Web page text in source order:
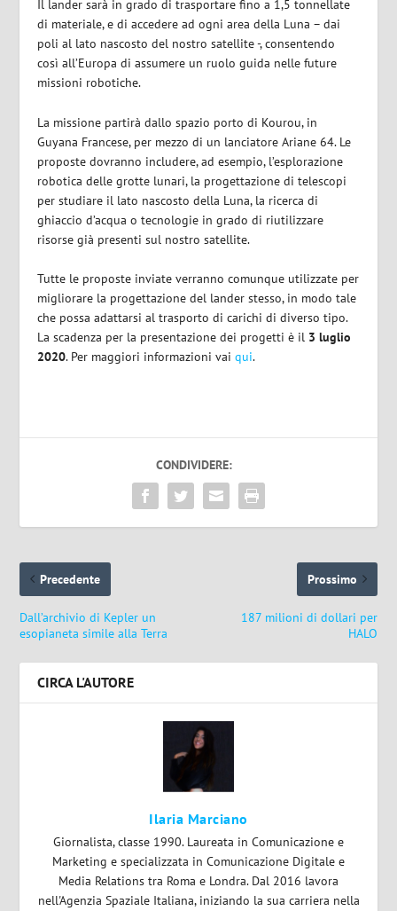
Il lander sarà in grado di trasportare fino a 1,5 tonnellate
di materiale, e di accedere ad ogni area della Luna – dai
poli al lato nascosto del nostro satellite -, consentendo
così all’Europa di assumere un ruolo guida nelle future
missioni robotiche.
La missione partirà dallo spazio porto di Kourou, in
Guyana Francese, per mezzo di un lanciatore Ariane 64. Le
proposte dovranno includere, ad esempio, l’esplorazione
robotica delle grotte lunari, la progettazione di telescopi
per studiare il lato nascosto della Luna, la ricerca di
ghiaccio d’acqua o tecnologie in grado di riutilizzare
risorse già presenti sul nostro satellite.
Tutte le proposte inviate verranno comunque utilizzate per
migliorare la progettazione del lander stesso, in modo tale
che possa adattarsi al trasporto di carichi di diverso tipo.
La scadenza per la presentazione dei progetti è il 3 luglio
2020. Per maggiori informazioni vaiqui.
CONDIVIDERE:
Precedente
Dall’archivio di Kepler un
esopianeta simile alla Terra
Prossimo
187 milioni di dollari per
HALO
CIRCA L'AUTORE
Ilaria Marciano
Giornalista, classe 1990. Laureata in Comunicazione e
Marketing e specializzata in Comunicazione Digitale e
Media Relations tra Roma e Londra. Dal 2016 lavora
nell'Agenzia Spaziale Italiana, iniziando la sua carriera nella